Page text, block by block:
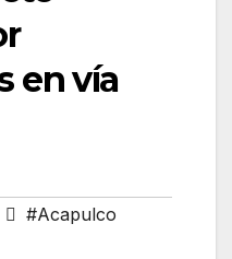
en vía
#Acapulco